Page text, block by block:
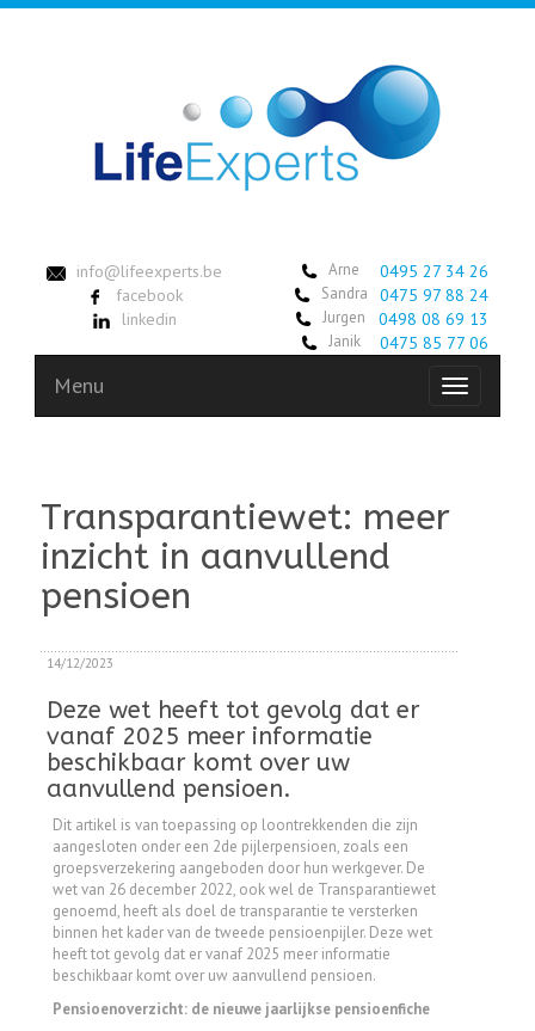
info@lifeexperts.be
facebook
linkedin
Arne 0495 27 34 26
Sandra 0475 97 88 24
Jurgen 0498 08 69 13
Janik 0475 85 77 06
Toggle
Menu
Transparantiewet: meer
inzicht in aanvullend
pensioen
14/12/2023
Deze wet heeft tot gevolg dat er
vanaf 2025 meer informatie
beschikbaar komt over uw
aanvullend pensioen.
Dit artikel is van toepassing op loontrekkenden die zijn
aangesloten onder een 2de pijlerpensioen, zoals een
groepsverzekering aangeboden door hun werkgever. De
wet van 26 december 2022, ook wel de Transparantiewet
genoemd, heeft als doel de transparantie te versterken
binnen het kader van de tweede pensioenpijler. Deze wet
heeft tot gevolg dat er vanaf 2025 meer informatie
beschikbaar komt over uw aanvullend pensioen.
Pensioenoverzicht: de nieuwe jaarlijkse pensioenfiche